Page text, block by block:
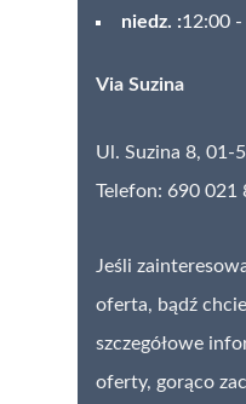
niedz. :12:00
Via Suzina
Ul. Suzina 8, 01-
Telefon: 690 021
Jeśli
oferta, bądź
szczegółowe
oferty, gorąco